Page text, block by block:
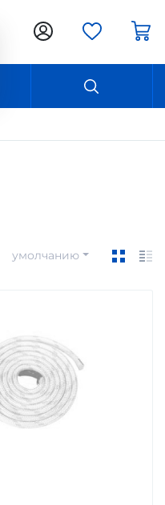
умолчанию